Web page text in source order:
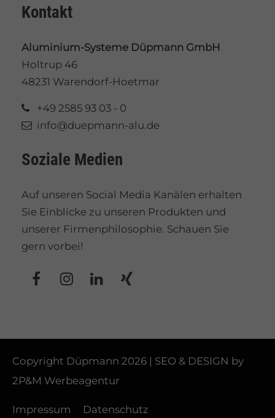
Kontakt
Aluminium-Systeme Düpmann GmbH
Holtrup 46
48231 Warendorf-Hoetmar
+49 2585 93 03 - 0
info@duepmann-alu.de
Soziale Medien
Auf unseren Social Media Kanälen erhalten
Sie Einblicke zu unseren Produkten und
unserer Firmenphilosophie. Schauen Sie
gern vorbei!
Copyright Düpmann 2026 | SEO & DESIGN by
2P&M Werbeagentur
Impressum Datenschutz